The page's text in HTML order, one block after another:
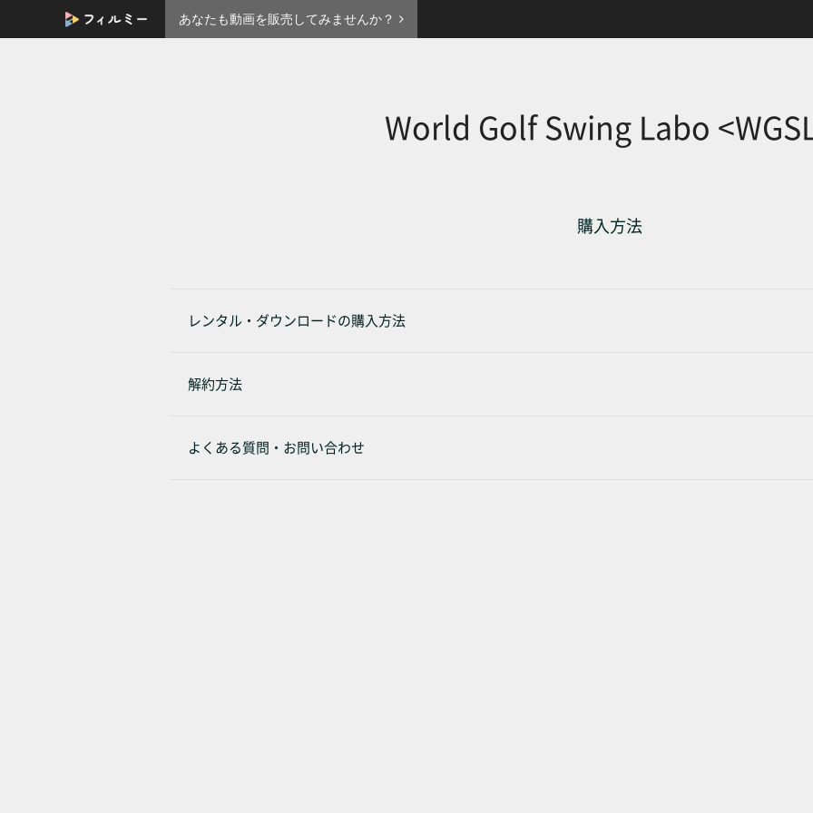
あなたも動画を販売してみませんか？
World Golf Swing Labo
購入方法
レンタル・ダウンロードの購入方法
解約方法
よくある質問・お問い合わせ